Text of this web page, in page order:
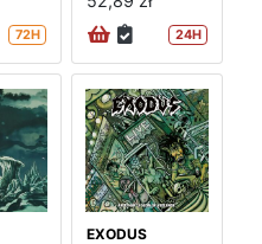
72H 24H
EXODUS